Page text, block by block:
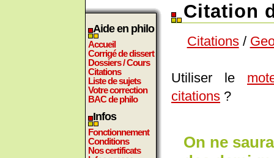
Aide en philo
Accueil
Corrigé de dissert
Dossiers / Cours
Citations
Liste de sujets
Votre correction
BAC de philo
Infos
Fonctionnement
Conditions
Nos certificats
Citation
Citations/
Utiliser le
citations ?
On ne